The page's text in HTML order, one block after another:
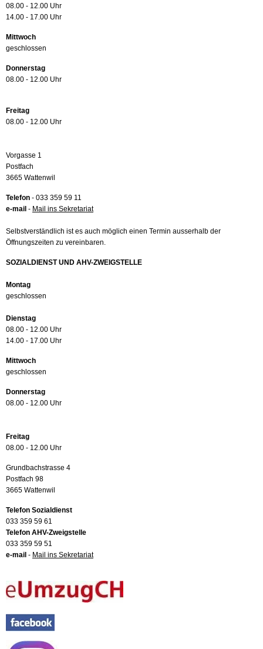
08.00 - 12.00 Uhr
14.00 - 17.00 Uhr
Mittwoch
geschlossen
Donnerstag
08.00 - 12.00 Uhr
Freitag
08.00 - 12.00 Uhr
Vorgasse 1
Postfach
3665 Wattenwil
Telefon - 033 359 59 11
e-mail - Mail ins Sekretariat
Selbstverständlich ist es auch möglich einen Termin ausserhalb der
Öffnungszeiten zu vereinbaren.
SOZIALDIENST UND AHV-ZWEIGSTELLE
Montag
geschlossen
Dienstag
08.00 - 12.00 Uhr
14.00 - 17.00 Uhr
Mittwoch
geschlossen
Donnerstag
08.00 - 12.00 Uhr
Freitag
08.00 - 12.00 Uhr
Grundbachstrasse 4
Postfach 98
3665 Wattenwil
Telefon Sozialdienst
033 359 59 61
Telefon AHV-Zweigstelle
033 359 59 51
e-mail - Mail ins Sekretariat